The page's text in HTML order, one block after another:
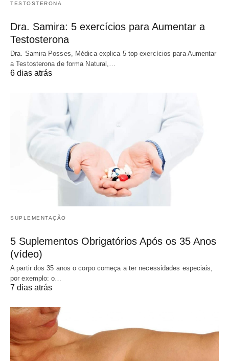
TESTOSTERONA
Dra. Samira: 5 exercícios para Aumentar a
Testosterona
Dra. Samira Posses, Médica explica 5 top exercícios para Aumentar
a Testosterona de forma Natural,…
6 dias atrás
SUPLEMENTAÇÃO
5 Suplementos Obrigatórios Após os 35 Anos
(vídeo)
A partir dos 35 anos o corpo começa a ter necessidades especiais,
por exemplo: o…
7 dias atrás